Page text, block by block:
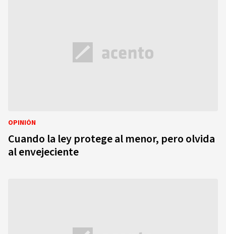
OPINIÓN
Cuando la ley protege al menor, pero olvida
al envejeciente